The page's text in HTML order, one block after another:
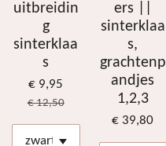
uitbreidin
g
sinterklaa
s
€ 9,95
€ 12,50
ers ||
sinterklaa
s,
grachtenp
andjes
1,2,3
€ 39,80